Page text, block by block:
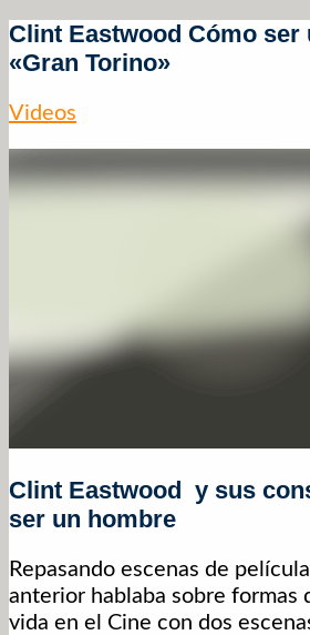
Clint Eastwood Cómo ser
«Gran Torino»
Videos
Clint Eastwood y sus
ser un hombre
Repasando escenas de
anterior hablaba sobre formas
vida en el Cine con dos